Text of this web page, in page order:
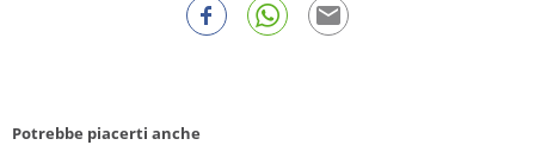
Potrebbe piacerti anche